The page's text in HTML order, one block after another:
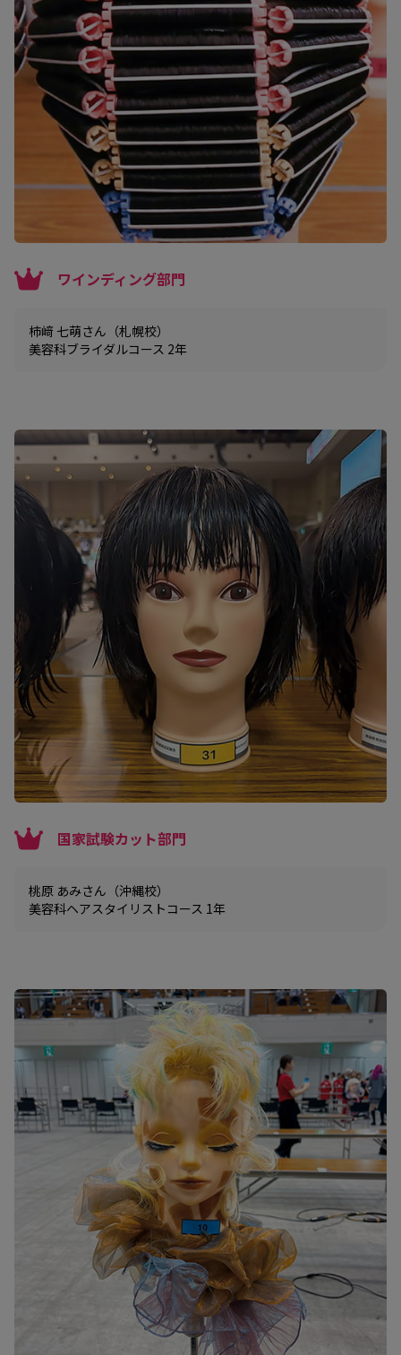
ワインディング部門
柿﨑 七萌さん（札幌校）
美容科ブライダルコース 2年
国家試験カット部門
桃原 あみさん（沖縄校）
美容科ヘアスタイリストコース 1年